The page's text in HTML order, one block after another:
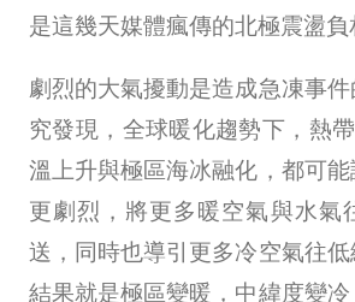
是這幾天媒體瘋傳的北極震盪負
劇烈的大氣擾動是造成急凍事
究發現，全球暖化趨勢下，熱
溫上升與極區海冰融化，都可
更劇烈，將更多暖空氣與水氣
送，同時也導引更多冷空氣往低
結果就是極區變暖，中緯度變